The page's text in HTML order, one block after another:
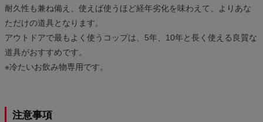
耐久性も兼ね備え、使えば使うほど経年劣化を味わえて、よりあな
ただけの道具となります。
アウトドアで最もよく使うコップは、5年、10年と長く使える良質な
道具がおすすめです。
※冷たいお飲み物専用です。
注意事項